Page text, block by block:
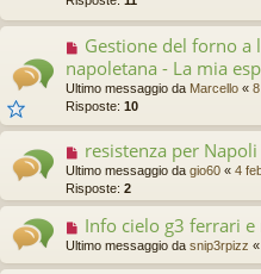
Gestione del forno a
napoletana - La mia
Ultimo messaggio da Marcello «
Risposte: 10
resistenza per
Ultimo messaggio da gio60 « 4
Risposte: 2
Info cielo g3 ferrari
Ultimo messaggio da snip3rpizz «